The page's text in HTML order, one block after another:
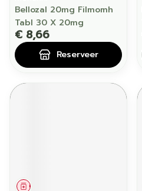
Bellozal 20mg Filmomh
Tabl 30 X 20mg
€ 8,66
Reserveer
Geneesmiddel